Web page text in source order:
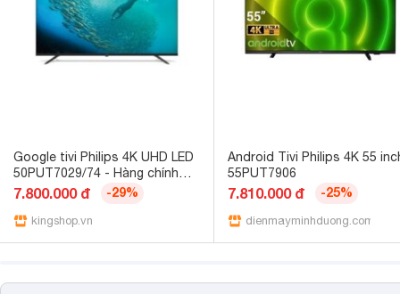
Google tivi Philips 4K UHD LED
50PUT7029/74 - Hàng chính
hãng
7.800.000 đ -29%
kingshop.vn
Android Tivi Philips 4K 55
55PUT7906
7.810.000 đ -25%
dienmayminhduong.com